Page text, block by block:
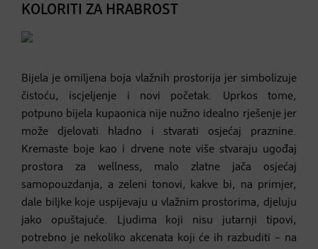
KOLORITI ZA HRABROST
Bijela je omiljena boja vlažnih prostorija jer simbolizuje
čistoću, iscjeljenje i novi početak. Uprkos tome,
potpuno bijela kupaonica nije nužno idealno rješenje jer
može djelovati hladno i stvarati osjećaj praznine.
Kremaste boje kao i drvene note više stvaraju ugođaj
prostora za wellness, malo zlatne jača osjećaj
samopouzdanja, a zeleni tonovi, kakve bi, na primjer,
dale biljke koje uspijevaju u vlažnim prostorima, djeluju
jako opuštajuće. Ljudima koji nisu jutarnji tipovi,
potrebno je nekoliko akcenata koji će ih razbuditi – na